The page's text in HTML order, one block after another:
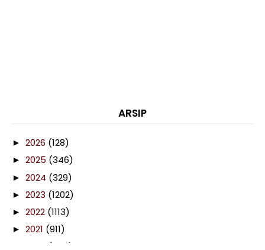
ARSIP
► 2026 (128)
► 2025 (346)
► 2024 (329)
► 2023 (1202)
► 2022 (1113)
► 2021 (911)
(460)